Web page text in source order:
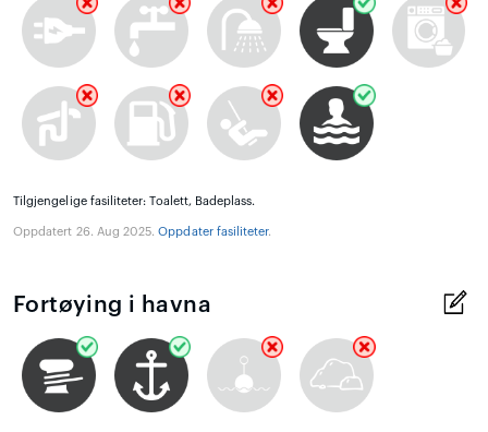
Tilgjengelige fasiliteter: Toalett, Badeplass.
Oppdatert 26. Aug 2025.Oppdater fasiliteter.
Fortøying i havna